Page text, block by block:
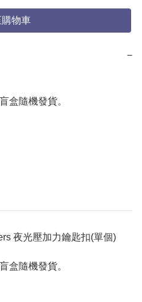
購物車
−
盒隨機發貨。
夜光壓加力鑰匙扣(單個)
盒隨機發貨。